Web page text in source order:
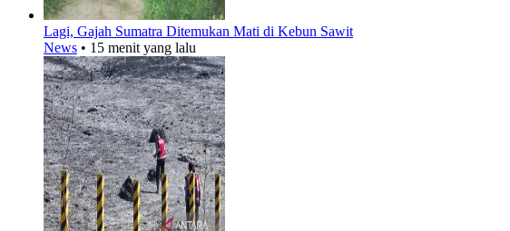
Lagi, Gajah Sumatra Ditemukan Mati di Kebun Sawit
News • 15 menit yang lalu